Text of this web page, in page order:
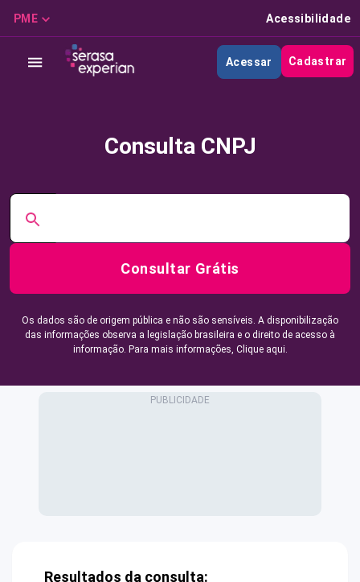
PME Acessibilidade
Acessar Cadastrar
Consulta CNPJ
Consultar Grátis
Os dados são de origem pública e não são sensíveis. A disponibilização
das informações observa a legislação brasileira e o direito de acesso à
informação. Para mais informações, Clique aqui.
Resultados da consulta: